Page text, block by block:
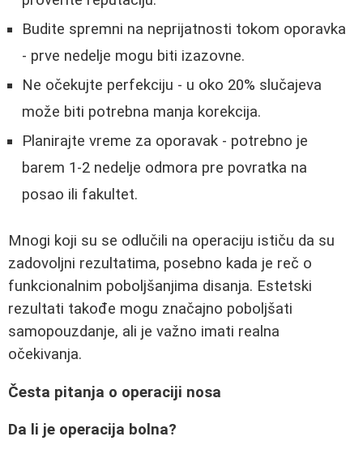
Budite spremni na neprijatnosti tokom oporavka
- prve nedelje mogu biti izazovne.
Ne očekujte perfekciju - u oko 20% slučajeva
može biti potrebna manja korekcija.
Planirajte vreme za oporavak - potrebno je
barem 1-2 nedelje odmora pre povratka na
posao ili fakultet.
Mnogi koji su se odlučili na operaciju ističu da su
zadovoljni rezultatima, posebno kada je reč o
funkcionalnim poboljšanjima disanja. Estetski
rezultati takođe mogu značajno poboljšati
samopouzdanje, ali je važno imati realna
očekivanja.
Česta pitanja o operaciji nosa
Da li je operacija bolna?